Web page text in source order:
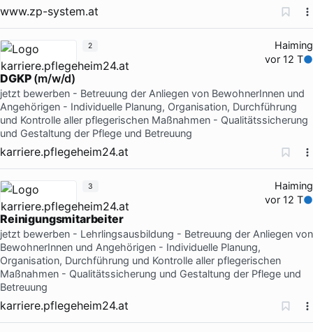
www.zp-system.at
Haiming
vor 12 T
DGKP(m/w/d)
jetzt bewerben - Betreuung der Anliegen von BewohnerInnen und
Angehörigen - Individuelle Planung, Organisation, Durchführung
und Kontrolle aller pflegerischen Maßnahmen - Qualitätssicherung
und Gestaltung der Pflege und Betreuung
karriere.pflegeheim24.at
2
Haiming
vor 12 T
Reinigungsmitarbeiter
jetzt bewerben - Lehrlingsausbildung - Betreuung der Anliegen von
BewohnerInnen und Angehörigen - Individuelle Planung,
Organisation, Durchführung und Kontrolle aller pflegerischen
Maßnahmen - Qualitätssicherung und Gestaltung der Pflege und
Betreuung
karriere.pflegeheim24.at
3